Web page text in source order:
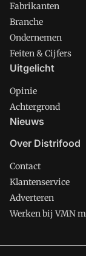
Fabrikanten
Branche
Ondernemen
Feiten & Cijfers
Uitgelicht
Opinie
Achtergrond
Nieuws
Over Distrifood
Contact
Klantenservice
Adverteren
Werken bij VMN